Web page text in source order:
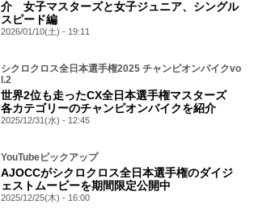
介 女子マスターズと女子ジュニア、シングル
スピード編
2026/01/10(土) - 19:11
シクロクロス全日本選手権2025 チャンピオンバイクvo
l.2
世界2位も走ったCX全日本選手権マスターズ
各カテゴリーのチャンピオンバイクを紹介
2025/12/31(水) - 12:45
YouTubeピックアップ
AJOCCがシクロクロス全日本選手権のダイジ
ェストムービーを期間限定公開中
2025/12/25(木) - 16:00